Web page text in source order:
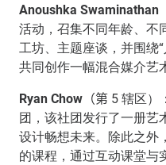
Anoushka Swaminathan
活动，召集不同年龄、不
工坊、主题座谈，并围绕
共同创作一幅混合媒介艺
Ryan Chow （第 5 辖区）
团，该社团发行了一册艺
设计畅想未来。除此之外
的课程，通过互动课堂与